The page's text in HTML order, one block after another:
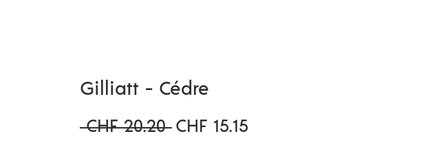
Gilliatt - Cédre
CHF 20.20 Standardpreis
CHF 15.15Sale-